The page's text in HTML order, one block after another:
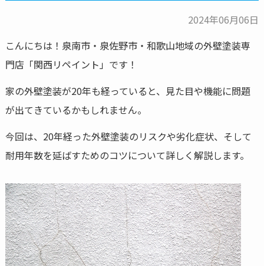
2024年06月06日
こんにちは！泉南市・泉佐野市・和歌山地域の外壁塗装専
門店「関西リペイント」です！
家の外壁塗装が20年も経っていると、見た目や機能に問題
が出てきているかもしれません。
今回は、20年経った外壁塗装のリスクや劣化症状、そして
耐用年数を延ばすためのコツについて詳しく解説します。